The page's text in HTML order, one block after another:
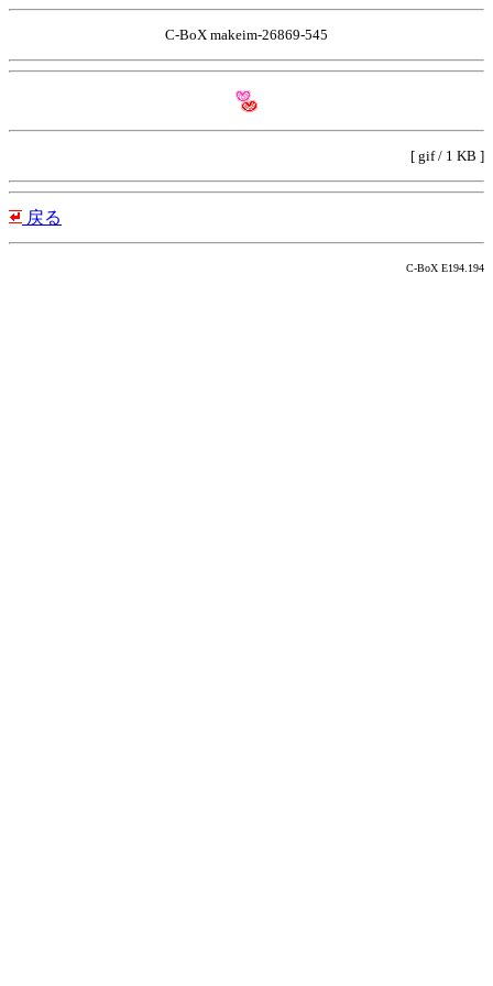
C-BoX makeim-26869-545
[ gif / 1 KB ]
戻る
C-BoX E194.194